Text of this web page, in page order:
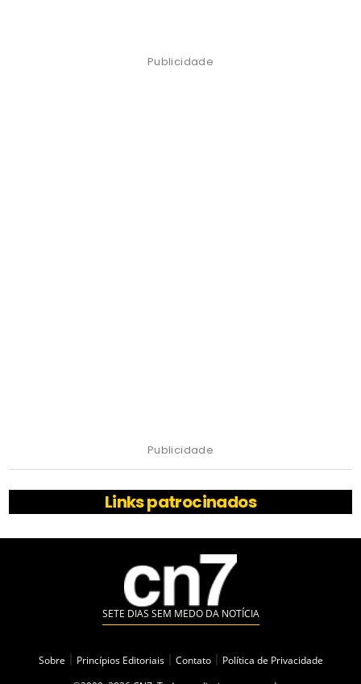
Publicidade
Publicidade
Links patrocinados
SETE DIAS SEM MEDO DA NOTÍCIA
Sobre Princípios Editoriais Contato
Política de Privacidade